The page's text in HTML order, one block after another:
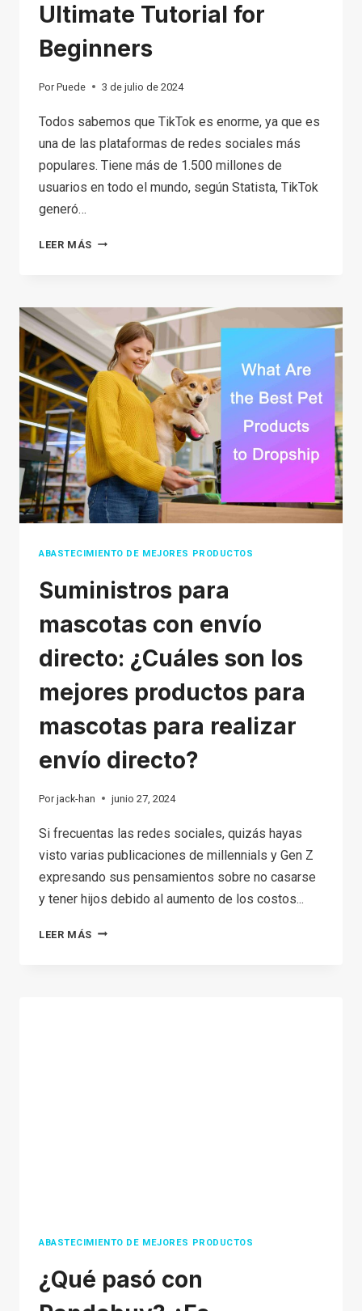
Ultimate Tutorial for
Beginners
Por Puede 3 de julio de 2024
Todos sabemos que TikTok es enorme, ya que es
una de las plataformas de redes sociales más
populares. Tiene más de 1.500 millones de
usuarios en todo el mundo, según Statista, TikTok
generó…
LEER MÁS HOW
UP
TIKTOK
SHOP
IN
2026:
THE
ULTIMATE
TUTORIAL
FOR
BEGINNERS
ABASTECIMIENTO DE MEJORES PRODUCTOS
Suministros para
mascotas con envío
directo: ¿Cuáles son los
mejores productos para
mascotas para realizar
envío directo?
Por jack-han junio 27, 2024
Si frecuentas las redes sociales, quizás hayas
visto varias publicaciones de millennials y Gen Z
expresando sus pensamientos sobre no casarse
y tener hijos debido al aumento de los costos...
LEER MÁS SUMINISTROS
REALIZAR
DIRECTO?
ABASTECIMIENTO DE MEJORES PRODUCTOS
¿Qué pasó con